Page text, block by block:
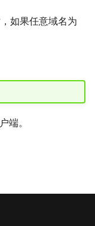
如果任意域名为
端。